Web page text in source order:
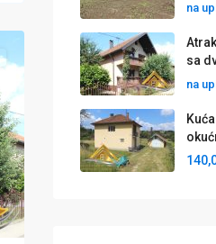
na
sa
na